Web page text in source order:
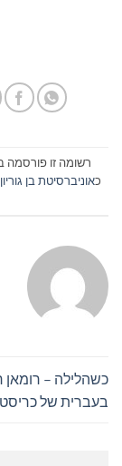
רשומה זו פורסמה
כאוניברסיטת בן גוריון
כשהלילה – רומאן
בעברית של